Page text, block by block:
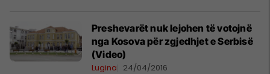
Preshevarët nuk lejohen të votojnë
nga Kosova për zgjedhjet e Serbisë
(Video)
Lugina 24/04/2016